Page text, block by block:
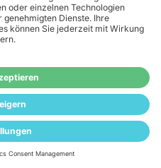
von tonermacher.de richtet sich
Sie Wiederverkäufer sind,
unserem Händler-Portal